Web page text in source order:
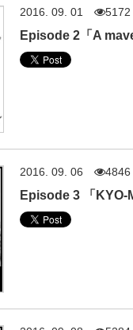
2016. 09. 01 5172
Episode 2「A
2016. 09. 06 4846
Episode 3 「KYO-